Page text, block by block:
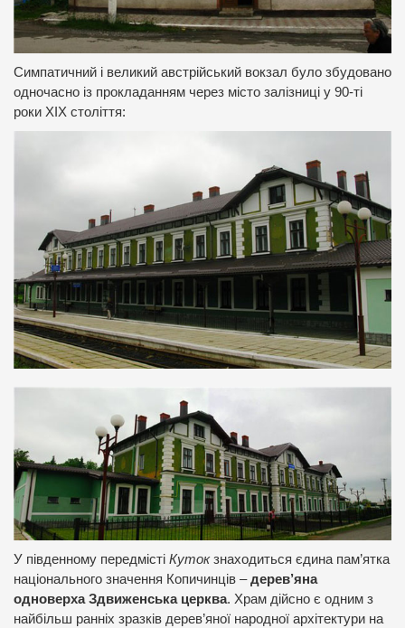
Симпатичний і великий австрійський вокзал було збудовано
одночасно із прокладанням через місто залізниці у 90-ті
роки ХІХ століття:
У південному передмісті Кутокзнаходиться єдина пам’ятка
національного значення Копичинців –дерев’яна
одноверха Здвиженська церква. Храм дійсно є одним з
найбільш ранніх зразків дерев’яної народної архітектури на